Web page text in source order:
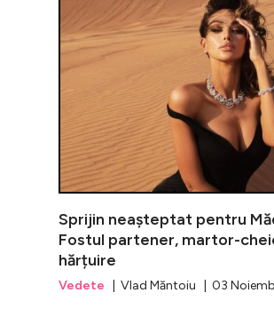
Sprijin neașteptat pentru
Fostul partener, martor-
hărțuire
Vedete | Vlad Măntoiu | 03